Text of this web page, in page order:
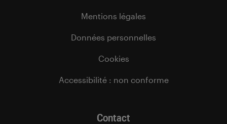
Mentions légales
Données personnelles
Cookies
Accessibilité : non conforme
Contact